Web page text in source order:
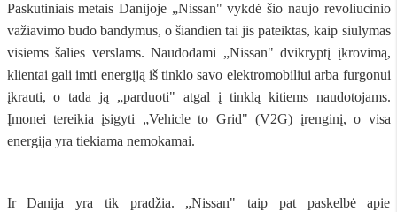
Paskutiniais metais Danijoje „Nissan" vykdė šio naujo revoliucinio
važiavimo būdo bandymus, o šiandien tai jis pateiktas, kaip siūlymas
visiems šalies verslams. Naudodami „Nissan" dvikryptį įkrovimą,
klientai gali imti energiją iš tinklo savo elektromobiliui arba furgonui
įkrauti, o tada ją „parduoti" atgal į tinklą kitiems naudotojams.
Įmonei tereikia įsigyti „Vehicle to Grid" (V2G) įrenginį, o visa
energija yra tiekiama nemokamai.
Ir Danija yra tik pradžia. „Nissan" taip pat paskelbė apie